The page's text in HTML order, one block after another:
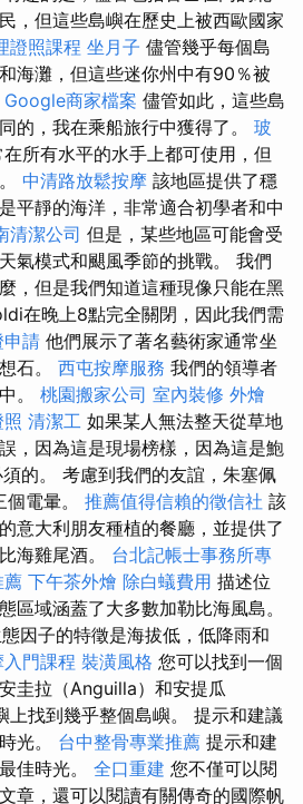
，但這些島嶼在歷史上被西歐國家
證照課程 坐月子 儘管幾乎每個島
海灘，但這些迷你州中有90％被
Google商家檔案 儘管如此，這些島
的，我在乘船旅行中獲得了。 玻
所有水平的水手上都可使用，但
中清路放鬆按摩 該地區提供了穩
平靜的海洋，非常適合初學者和中
清潔公司 但是，某些地區可能會受
氣模式和颶風季節的挑戰。 我們
，但是我們知道這種現像只能在黑
在晚上8點完全關閉，因此我們需
申請 他們展示了著名藝術家通常坐
石。 西屯按摩服務 我們的領導者
。 桃園搬家公司 室內裝修 外燴
清潔工 如果某人無法整天從草地
，因為這是現場榜樣，因為這是鮑
的。 考慮到我們的友誼，朱塞佩
個電暈。 推薦值得信賴的徵信社 該
意大利朋友種植的餐廳，並提供了
海雞尾酒。 台北記帳士事務所專
薦 下午茶外燴 除白蟻費用 描述位
區域涵蓋了大多數加勒比海風島。
因子的特徵是海拔低，低降雨和
門課程 裝潢風格 您可以找到一個
圭拉（Anguilla）和安提瓜
上找到幾乎整個島嶼。 提示和建議
光。 台中整骨專業推薦 提示和建
佳時光。 全口重建 您不僅可以閱
章，還可以閱讀有關傳奇的國際帆